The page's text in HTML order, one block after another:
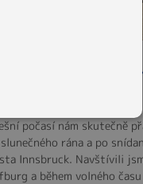
do
počasí nám skutečně
rána a po
Innsbruck. Navštívili
a během volného